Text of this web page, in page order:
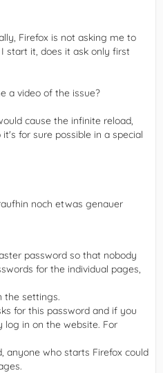
Firefox is not asking me to
start it, does it ask only first
a video of the issue?
cause the infinite reload,
for sure possible in a special
noch etwas genauer
password so that nobody
for the individual pages,
the settings.
for this password and if you
in on the website. For
anyone who starts Firefox could